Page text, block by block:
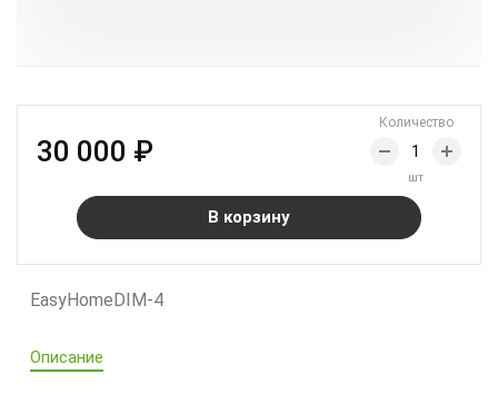
30 000 ₽
Количество
шт
В корзину
EasyHomeDIM-4
Описание